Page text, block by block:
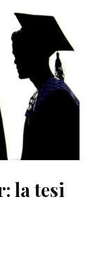
la tesi